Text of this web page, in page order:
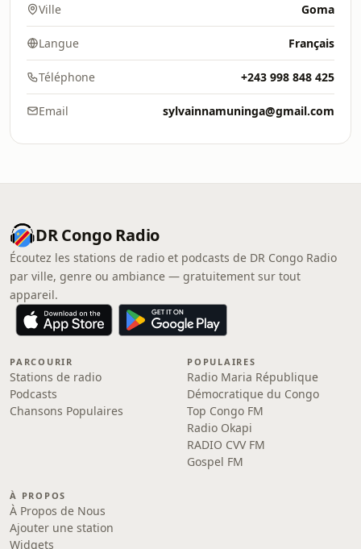
Ville Goma
Langue Français
Téléphone +243 998 848 425
Email sylvainnamuninga@gmail.com
DR Congo Radio
Écoutez les stations de radio et podcasts de DR Congo Radio
par ville, genre ou ambiance — gratuitement sur tout
appareil.
PARCOURIR
Stations de radio
Podcasts
Chansons Populaires
POPULAIRES
Radio Maria République
Démocratique du Congo
Top Congo FM
Radio Okapi
RADIO CVV FM
Gospel FM
À PROPOS
À Propos de Nous
Ajouter une station
Widgets